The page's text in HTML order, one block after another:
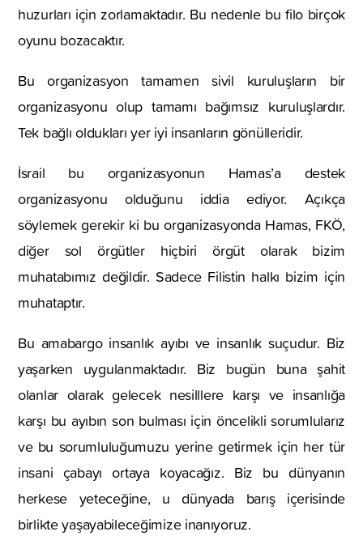
huzurları için zorlamaktadır. Bu nedenle bu filo birçok
oyunu bozacaktır.
Bu organizasyon tamamen sivil kuruluşların bir
organizasyonu olup tamamı bağımsız kuruluşlardır.
Tek bağlı oldukları yer iyi insanların gönülleridir.
İsrail bu organizasyonun Hamas’a destek
organizasyonu olduğunu iddia ediyor. Açıkça
söylemek gerekir ki bu organizasyonda Hamas, FKÖ,
diğer sol örgütler hiçbiri örgüt olarak bizim
muhatabımız değildir. Sadece Filistin halkı bizim için
muhataptır.
Bu amabargo insanlık ayıbı ve insanlık suçudur. Biz
yaşarken uygulanmaktadır. Biz bugün buna şahit
olanlar olarak gelecek nesilllere karşı ve insanlığa
karşı bu ayıbın son bulması için öncelikli sorumlularız
ve bu sorumluluğumuzu yerine getirmek için her tür
insani çabayı ortaya koyacağız. Biz bu dünyanın
herkese yeteceğine, u dünyada barış içerisinde
birlikte yaşayabileceğimize inanıyoruz.